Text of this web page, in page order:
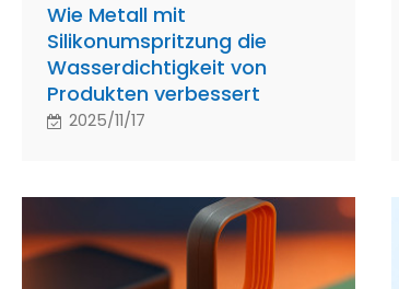
Wie Metall mit
Silikonumspritzung die
Wasserdichtigkeit von
Produkten verbessert
2025/11/17